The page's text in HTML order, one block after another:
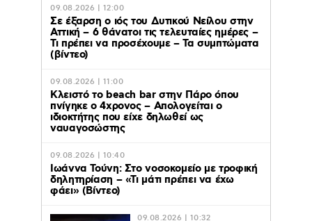
09.08.2026 | 12:00
Σε έξαρση ο ιός του Δυτικού Νείλου στην
Αττική – 6 θάνατοι τις τελευταίες ημέρες –
Τι πρέπει να προσέχουμε – Τα συμπτώματα
(βίντεο)
09.08.2026 | 11:00
Κλειστό το beach bar στην Πάρο όπου
πνίγηκε ο 4χρονος – Απολογείται ο
ιδιοκτήτης που είχε δηλωθεί ως
ναυαγοσώστης
09.08.2026 | 10:40
Ιωάννα Τούνη: Στο νοσοκομείο με τροφική
δηλητηρίαση – «Τι μάτι πρέπει να έχω
φάει» (Βίντεο)
09.08.2026 | 10:32